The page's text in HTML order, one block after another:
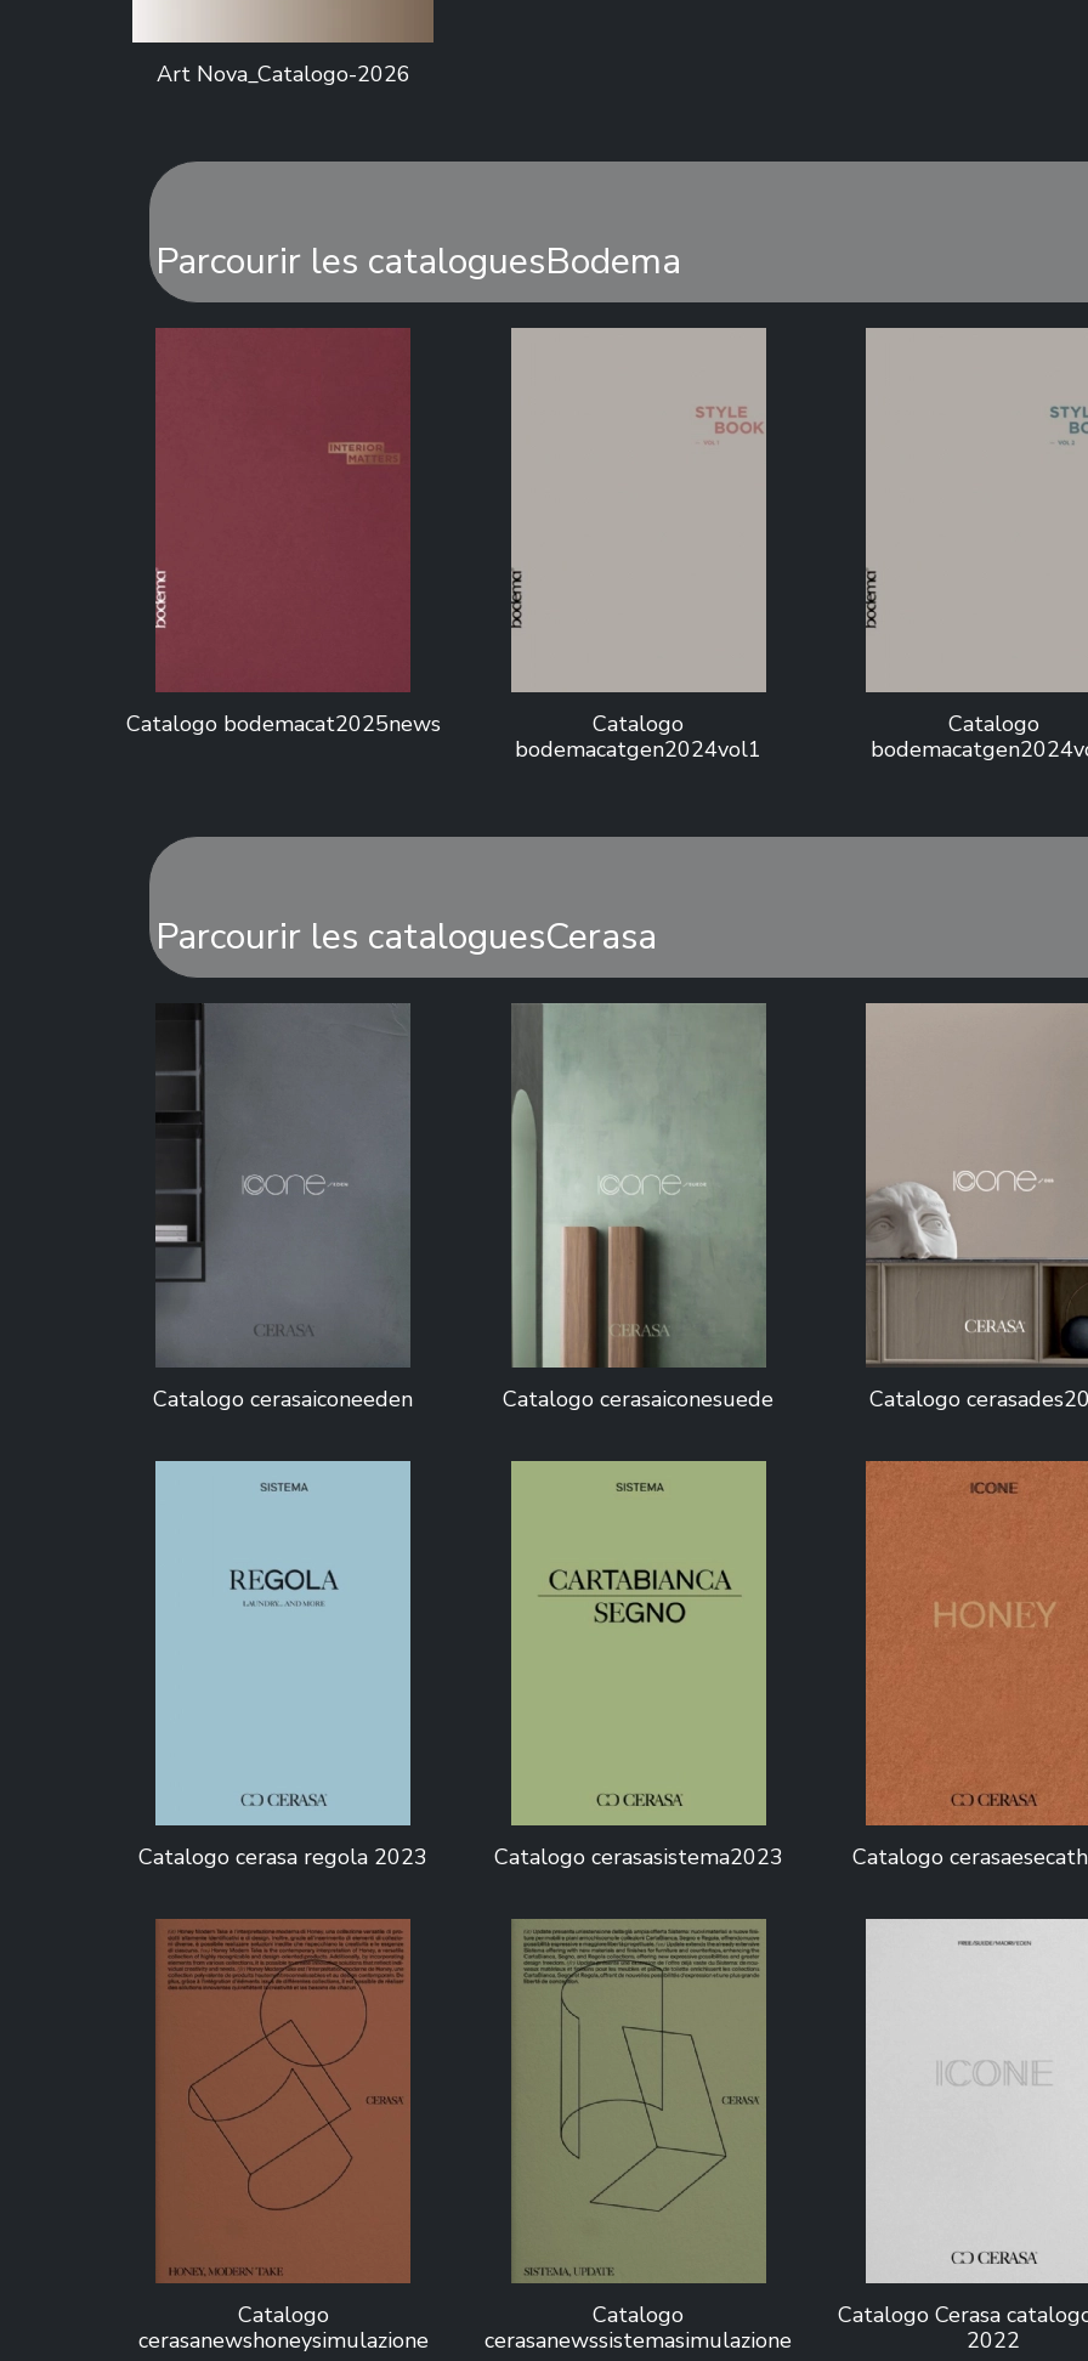
Art Nova_Catalogo-2026
Parcourir les cataloguesBodema
Catalogo bodemacat2025news
Catalogo
bodemacatgen2024vol1
Catalogo
Parcourir les cataloguesCerasa
Catalogo cerasaiconeeden Catalogo cerasaiconesuede Catalogo
Catalogo cerasa regola 2023 Catalogo cerasasistema2023 Catalogo
Catalogo
cerasanewshoneysimulazione
Catalogo
cerasanewssistemasimulazione
Catalogo Cerasa
2022